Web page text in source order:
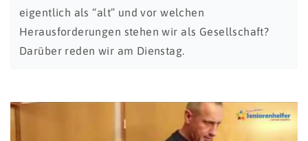
eigentlich als “alt” und vor welchen
Herausforderungen stehen wir als Gesellschaft?
Darüber reden wir am Dienstag.